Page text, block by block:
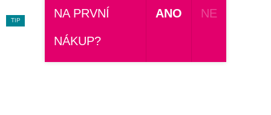
TIP
NA PRVNÍ
NÁKUP?
ANO NE